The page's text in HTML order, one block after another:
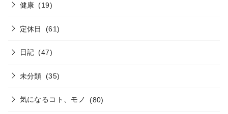
健康 (19)
定休日 (61)
日記 (47)
未分類 (35)
気になるコト、モノ (80)